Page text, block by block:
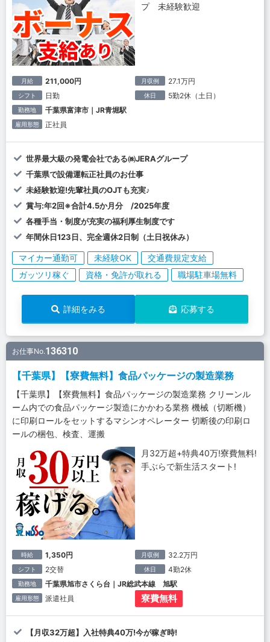
プ 未経験歓迎
月給 211,000円 月収例 27.1万円
シフト 日勤 休日 5勤2休（土日）
勤務地 千葉県富津市｜JR青堀駅
雇用形態 正社員
世界最大級の発電会社である㈱JERAグループ
千葉県で設備運転正社員のお仕事
未経験歓迎!先輩社員のOJTも充実♪
賞与:年2回※合計4.5か月分 /2025年度
各種手当・制度が充実の福利厚生制度です
年間休日123日、完全週休2日制（土日祝休み）
マイカー通勤可 未経験OK
交通費規定支給
ガッツリ稼ぐ
資格・免許が取れる 職場駐車場無料
詳細をみる 応募する
お仕事No.136310
【千葉県】【寮費無料】食品パッケージの製造業務
【千葉県】【寮費無料】食品パッケージの製造業務 クリーンル
ーム内での食品パッケージ製造にかかわる業務 機械（切断機）
に印刷ロールをセットするマシンオペレーター 切断後の印刷ロ
ールの梱包、検査、運搬
月32万超+特典40万!寮費無料!
手ぶらで新生活スタート!
時給 1,350円 月収例 32.2万円
シフト 2交替 休日 4勤2休
勤務地 千葉県旭市さくら台｜JR総武本線 旭駅
雇用形態 派遣社員 寮費無料
【月収32万超】入社特典40万!今が稼ぎ時!